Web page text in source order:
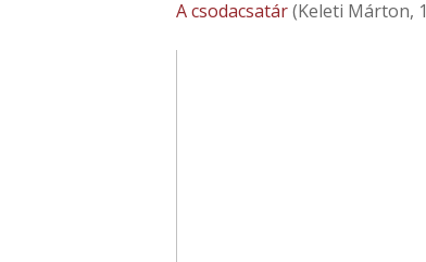
A csodacsatár(Keleti Márton,